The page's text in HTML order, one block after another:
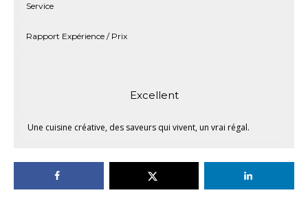
Service
Rapport Expérience / Prix
Excellent
Une cuisine créative, des saveurs qui vivent, un vrai régal.